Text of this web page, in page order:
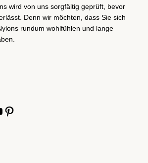
wird von uns sorgfältig geprüft, bevor
Denn wir möchten, dass Sie sich
rundum wohlfühlen und lange
Y